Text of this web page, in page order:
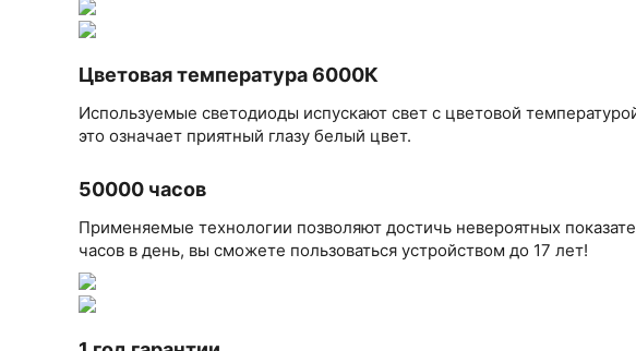
Цветовая температура 6000К
Используемые светодиоды испускают свет с цветовой
это означает приятный глазу белый цвет.
50000 часов
Применяемые технологии позволяют достичь невероятных
часов в день, вы сможете пользоваться устройством до 17 лет!